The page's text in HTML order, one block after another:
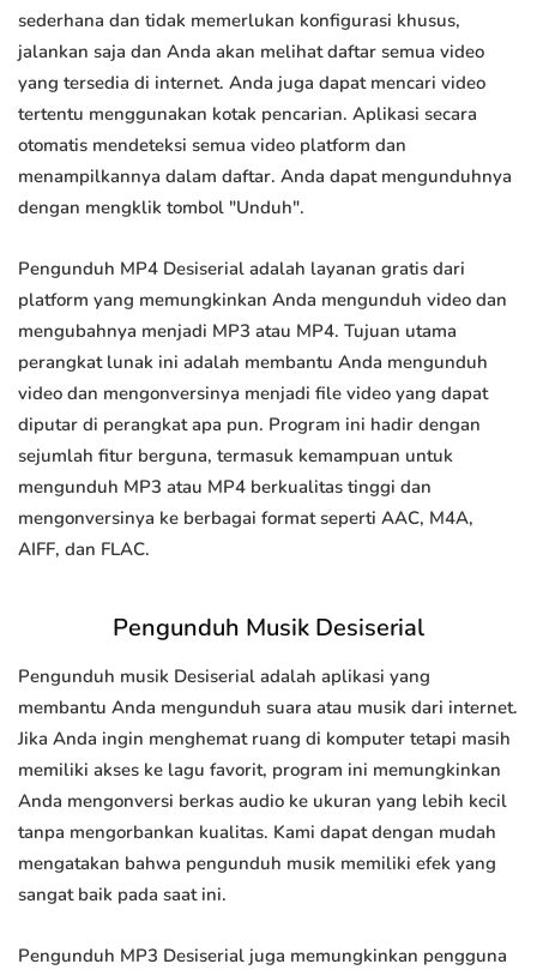
sederhana dan tidak memerlukan konfigurasi khusus,
jalankan saja dan Anda akan melihat daftar semua video
yang tersedia di internet. Anda juga dapat mencari video
tertentu menggunakan kotak pencarian. Aplikasi secara
otomatis mendeteksi semua video platform dan
menampilkannya dalam daftar. Anda dapat mengunduhnya
dengan mengklik tombol "Unduh".
Pengunduh MP4 Desiserial adalah layanan gratis dari
platform yang memungkinkan Anda mengunduh video dan
mengubahnya menjadi MP3 atau MP4. Tujuan utama
perangkat lunak ini adalah membantu Anda mengunduh
video dan mengonversinya menjadi file video yang dapat
diputar di perangkat apa pun. Program ini hadir dengan
sejumlah fitur berguna, termasuk kemampuan untuk
mengunduh MP3 atau MP4 berkualitas tinggi dan
mengonversinya ke berbagai format seperti AAC, M4A,
AIFF, dan FLAC.
Pengunduh Musik Desiserial
Pengunduh musik Desiserial adalah aplikasi yang
membantu Anda mengunduh suara atau musik dari internet.
Jika Anda ingin menghemat ruang di komputer tetapi masih
memiliki akses ke lagu favorit, program ini memungkinkan
Anda mengonversi berkas audio ke ukuran yang lebih kecil
tanpa mengorbankan kualitas. Kami dapat dengan mudah
mengatakan bahwa pengunduh musik memiliki efek yang
sangat baik pada saat ini.
Pengunduh MP3 Desiserial juga memungkinkan pengguna